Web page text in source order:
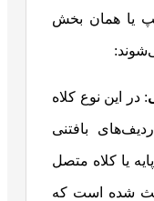
یا همان بخش
: در این نوع کلاه
بافتنی
یا کلاه متصل
شده است که